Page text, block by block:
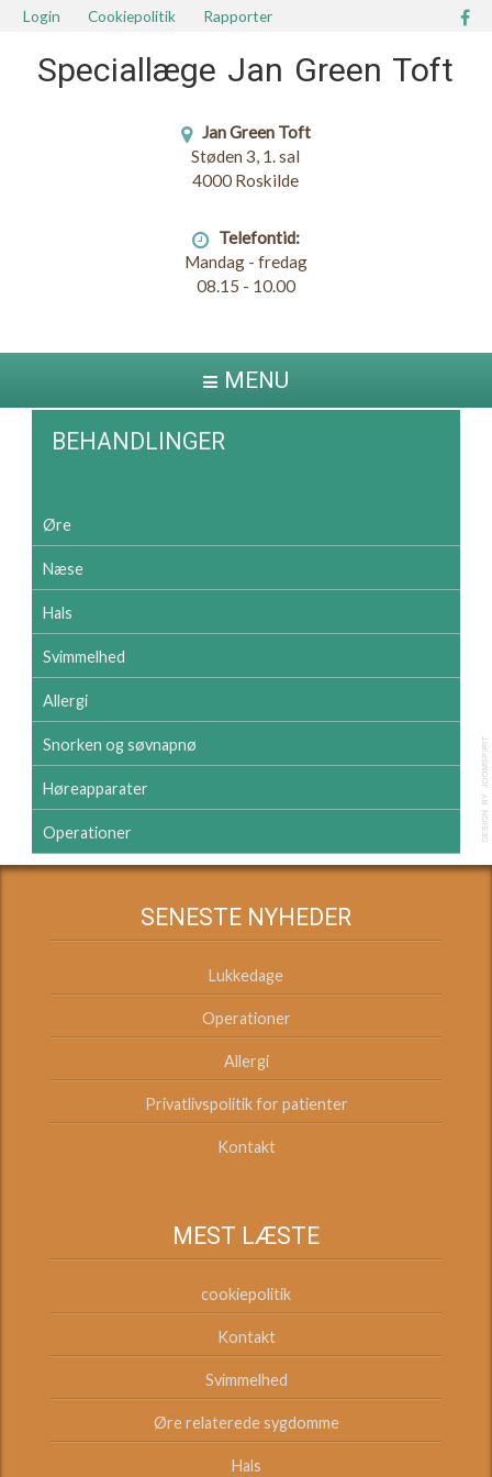
Login Cookiepolitik Rapporter
Speciallæge Jan Green Toft
Jan Green Toft
Støden 3, 1. sal
4000 Roskilde
Telefontid:
Mandag - fredag
08.15 - 10.00
MENU
BEHANDLINGER
Øre
Næse
Hals
Svimmelhed
Allergi
Snorken og søvnapnø
Høreapparater
Operationer
SENESTE NYHEDER
Lukkedage
Operationer
Allergi
Privatlivspolitik for patienter
Kontakt
MEST LÆSTE
cookiepolitik
Kontakt
Svimmelhed
Øre relaterede sygdomme
Hals